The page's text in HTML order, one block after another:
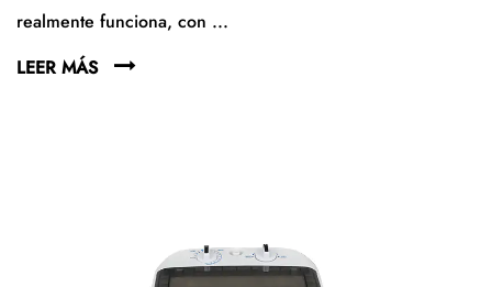
realmente funciona, con ...
LEER MÁS